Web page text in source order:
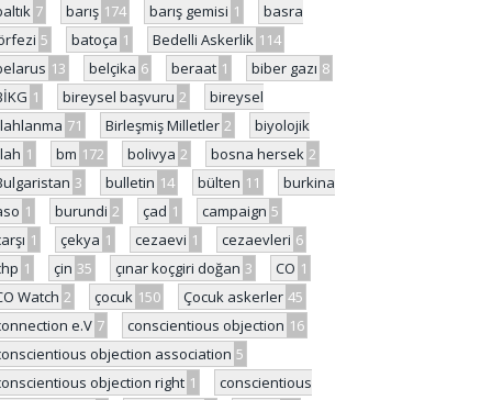
7 barış 174 barış gemisi 1
basra
5 batoça 1 Bedelli Askerlik 114
13 belçika 6 beraat 1 biber gazı 8
1 bireysel başvuru 2
bireysel
71 Birleşmiş Milletler 2
biyolojik
1 bm 172 bolivya 2 bosna hersek 2
3 bulletin 14 bülten 11
burkina
1 burundi 2 çad 1 campaign 5
1 çekya 1 cezaevi 1 cezaevleri 6
1 çin 35 çınar koçgiri doğan 3 CO 1
Watch 2 çocuk 150 Çocuk askerler 45
e.V 7 conscientious objection 16
objection association 5
objection right 1
conscientious